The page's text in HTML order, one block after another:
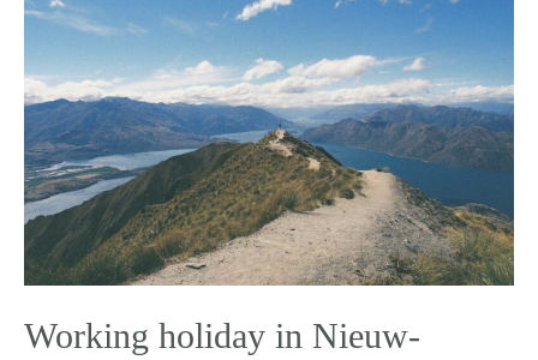
Working holiday in Nieuw-